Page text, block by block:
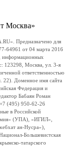
Москва»
Предназначено для
64961 от 04 марта 2016
информационных
123298, Москва, ул. 3-я
ответственностью
Доменное имя сайта
Федерация и
Бабаян Роман
(495) 950-62-26
в Российской
(УПА), «ИГИЛ»,
ан-Нусра»),
Большевистская
татарского